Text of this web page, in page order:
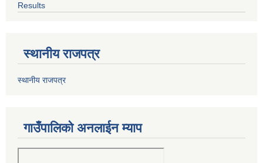
Results
स्थानीय राजपत्र
स्थानीय राजपत्र
गाउँपालिको अनलाईन म्याप